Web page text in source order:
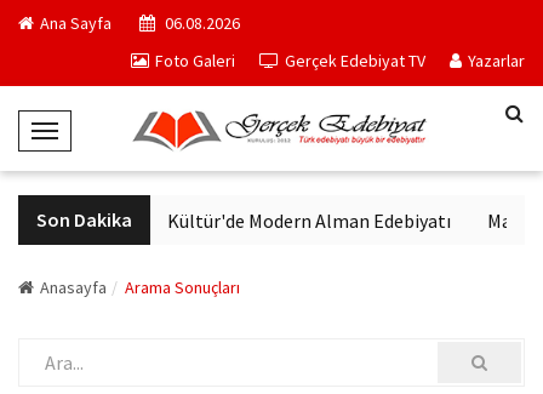
Ana Sayfa
06.08.2026
Foto Galeri
Gerçek Edebiyat TV Yazarlar
T
o
g
g
e
v
Son Dakika
VakıfBank Kültür'de Modern Alman Edebiyatı
Anasayfa Arama Sonuçları